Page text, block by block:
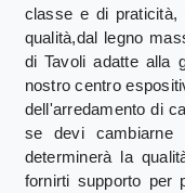
classe e di praticità,
qualità,dal legno
di Tavoli adatte alla
nostro centro
dell'arredamento di
se devi cambiarne
determinerà la
fornirti supporto per